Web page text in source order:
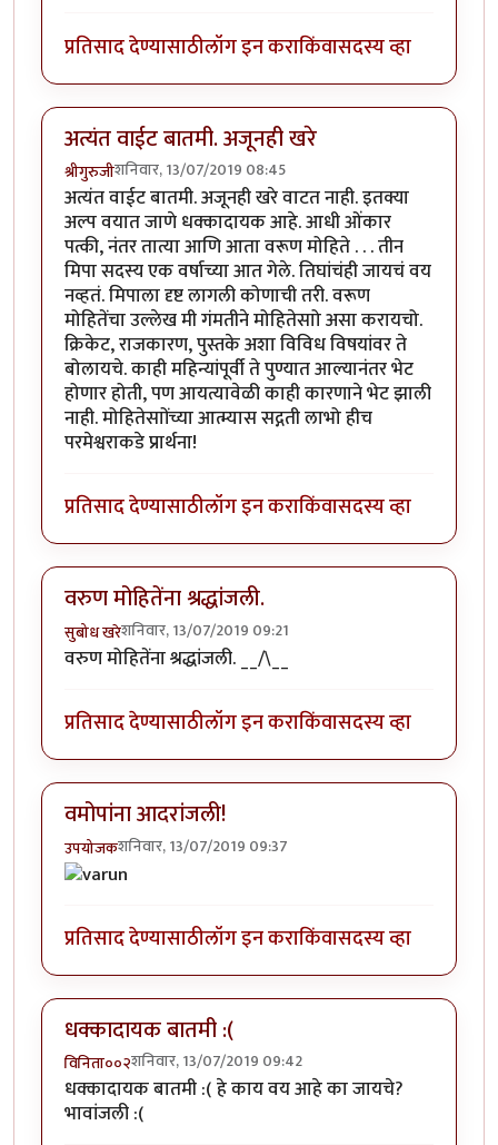
प्रतिसाद देण्यासाठीलॉग इन कराकिंवासदस्य व्हा
अत्यंत वाईट बातमी. अजूनही खरे
श्रीगुरुजीशनिवार, 13/07/2019 08:45
अत्यंत वाईट बातमी. अजूनही खरे वाटत नाही. इतक्या
अल्प वयात जाणे धक्कादायक आहे. आधी ओंकार
पत्की, नंतर तात्या आणि आता वरूण मोहिते . . . तीन
मिपा सदस्य एक वर्षाच्या आत गेले. तिघांचंही जायचं वय
नव्हतं. मिपाला दृष्ट लागली कोणाची तरी. वरूण
मोहितेंचा उल्लेख मी गंमतीने मोहितेसाो असा करायचो.
क्रिकेट, राजकारण, पुस्तके अशा विविध विषयांवर ते
बोलायचे. काही महिन्यांपूर्वी ते पुण्यात आल्यानंतर भेट
होणार होती, पण आयत्यावेळी काही कारणाने भेट झाली
नाही. मोहितेसाोंच्या आत्म्यास सद्गती लाभो हीच
परमेश्वराकडे प्रार्थना!
प्रतिसाद देण्यासाठीलॉग इन कराकिंवासदस्य व्हा
वरुण मोहितेंना श्रद्धांजली.
सुबोध खरेशनिवार, 13/07/2019 09:21
वरुण मोहितेंना श्रद्धांजली. __/\__
प्रतिसाद देण्यासाठीलॉग इन कराकिंवासदस्य व्हा
वमोपांना आदरांजली!
उपयोजकशनिवार, 13/07/2019 09:37
प्रतिसाद देण्यासाठीलॉग इन कराकिंवासदस्य व्हा
धक्कादायक बातमी :(
विनिता००२शनिवार, 13/07/2019 09:42
धक्कादायक बातमी :( हे काय वय आहे का जायचे?
भावांजली :(